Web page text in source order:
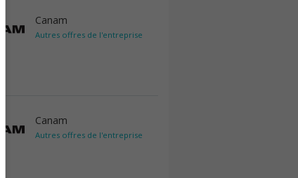
Canam
Autres offres de l'entreprise
Canam
Autres offres de l'entreprise